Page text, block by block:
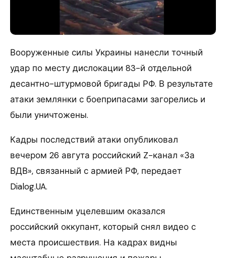
Вооруженные силы Украины нанесли точный
удар по месту дислокации 83-й отдельной
десантно-штурмовой бригады РФ. В результате
атаки землянки с боеприпасами загорелись и
были уничтожены.
Кадры последствий атаки опубликовал
вечером 26 авгута российский Z-канал «За
ВДВ», связанный с армией РФ, передает
Dialog.UA.
Единственным уцелевшим оказался
российский оккупант, который снял видео с
места происшествия. На кадрах видны